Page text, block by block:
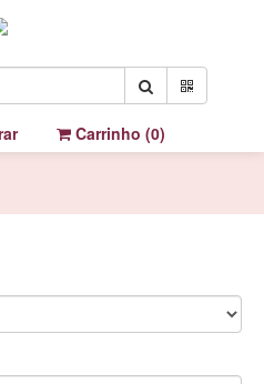
Carrinho (0)